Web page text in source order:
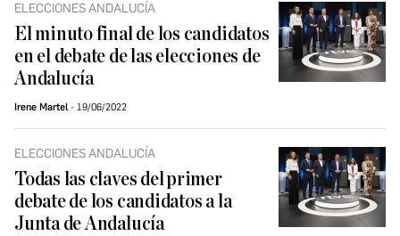
ELECCIONES ANDALUCÍA
El minuto final de los candidatos
en el debate de las elecciones de
Andalucía
Irene Martel 19/06/2022
ELECCIONES ANDALUCÍA
Todas las claves del primer
debate de los candidatos a la
Junta de Andalucía